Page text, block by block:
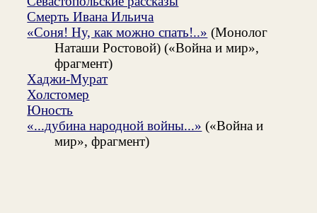
Смерть Ивана Ильича
«Соня! Ну, как можно спать!..» (Монолог
Наташи Ростовой) («Война и мир»,
фрагмент)
Хаджи-Мурат
Холстомер
Юность
«...дубина народной войны...» («Война и
мир», фрагмент)